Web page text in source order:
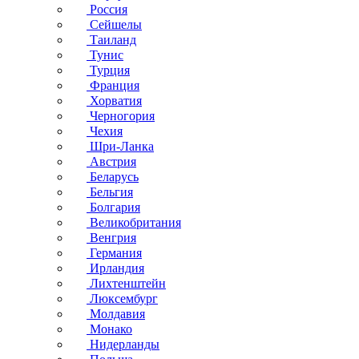
Россия
Сейшелы
Таиланд
Тунис
Турция
Франция
Хорватия
Черногория
Чехия
Шри-Ланка
Австрия
Беларусь
Бельгия
Болгария
Великобритания
Венгрия
Германия
Ирландия
Лихтенштейн
Люксембург
Молдавия
Монако
Нидерланды